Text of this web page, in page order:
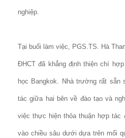
nghiệp.
Tại buổi làm việc, PGS.TS. Hà
ĐHCT đã khẳng định thiện chí
học Bangkok. Nhà trường rất
tác giữa hai bên về đào tạo và
việc thực hiện thỏa thuận hợp
vào chiều sâu dưới dựa trên mối